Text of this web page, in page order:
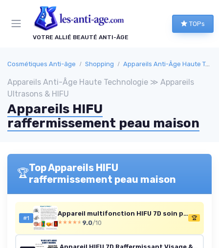
VOTRE ALLIÉ BEAUTÉ ANTI-ÂGE
TOPs
Cosmétiques Anti-âge Shopping Appareils Anti-Âge Haute Technologie
Appareils Anti-Âge Haute Technologie ≫ Appareils
Ultrasons & HIFU
Appareils HIFU
raffermissement peau maison
🏆Top Appareils HIFU
raffermissement peau maison
#1
Appareil multifonction HIFU 7D soin peau, lifting visage par couche SMAS, raffermissement, réduction ridules, élimination rides, 7 niveaux profondeur, 20000 impulsions par cartouche
★★★★★
★★★★★ 9.0/10
🏆
Appareil HIFU 7D Raffermissant Visage & Corps - Domicile/Institut
Panneau de gestion des cookies